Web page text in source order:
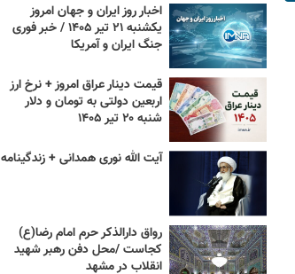
اخبار روز ایران و جهان امروز
یکشنبه ۲۱ تیر ۱۴۰۵ / خبر فوری
جنگ ایران و آمریکا
قیمت دینار عراق امروز + نرخ ارز
اربعین دولتی به تومان و دلار
شنبه ۲۰ تیر ۱۴۰۵
آیت الله نوری همدانی + زندگینامه
رواق دارالذکر حرم امام رضا(ع)
کجاست /محل دفن رهبر شهید
انقلاب در مشهد